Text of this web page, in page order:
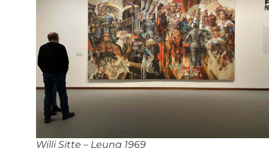
Willi Sitte – Leuna 1969